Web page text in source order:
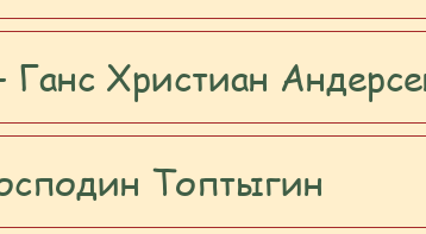
Христиан
Топтыгин